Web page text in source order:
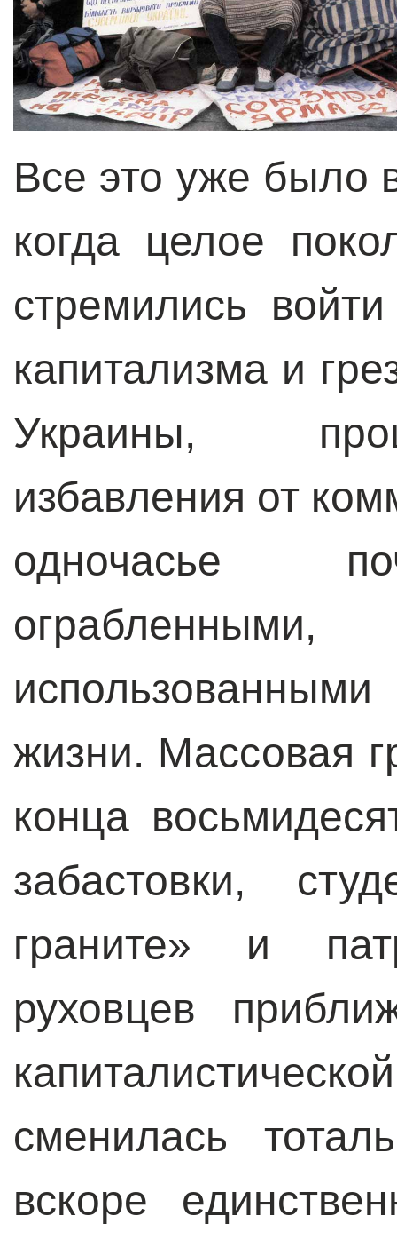
Все это уже было
когда целое
стремились
капитализма и
Украины,
избавления от
одночасье
жизни. Массовая
конца
забастовки,
граните» и
руховцев
сменилась
вскоре